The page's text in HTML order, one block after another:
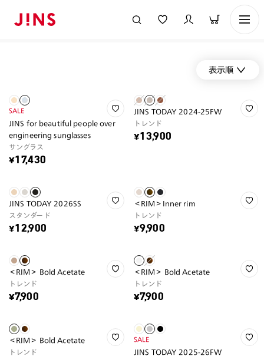
表示順
SALE
JINS for beautiful people over
engineering sunglasses
サングラス
¥17,430
JINS TODAY 2024-25FW
トレンド
¥13,900
JINS TODAY 2026SS
スタンダード
¥12,900
＜RIM＞Inner rim
トレンド
¥9,900
＜RIM＞ Bold Acetate
トレンド
¥7,900
＜RIM＞ Bold Acetate
トレンド
¥7,900
＜RIM＞ Bold Acetate
トレンド
SALE
JINS TODAY 2025-26FW